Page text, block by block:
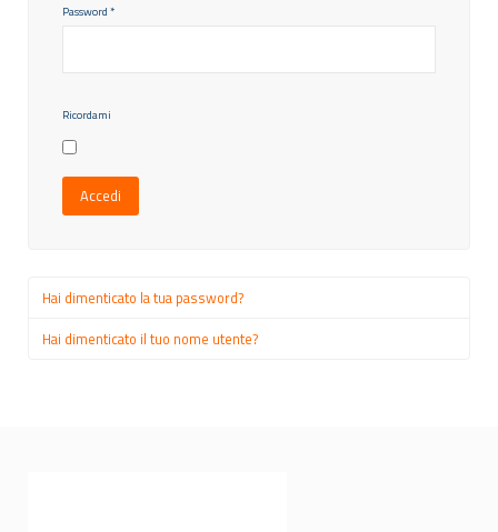
Password*
Ricordami
Accedi
Hai dimenticato la tua password?
Hai dimenticato il tuo nome utente?